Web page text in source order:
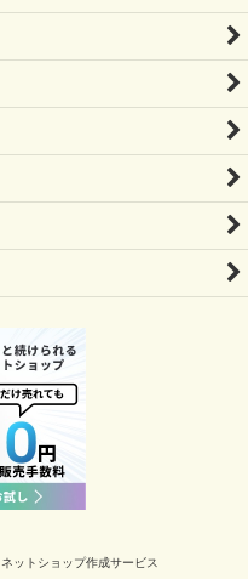
ネットショップ作成サービス